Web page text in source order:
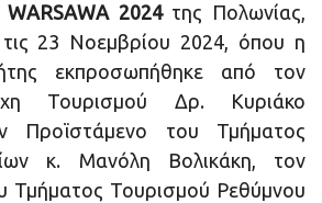
WARSAWA 2024 της Πολωνίας,
23 Νοεμβρίου 2024, όπου η
εκπροσωπήθηκε από τον
Τουρισμού Δρ. Κυριάκο
Προϊστάμενο του Τμήματος
κ. Μανόλη Βολικάκη, τον
Τμήματος Τουρισμού Ρεθύμνου